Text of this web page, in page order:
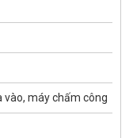
vào, máy chấm công